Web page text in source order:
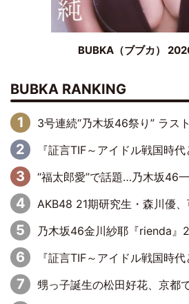
BUBKA（ブブカ）
BUBKA RANKING
3号連続“乃木坂46祭り” ラストを飾るのは賀喜遥香…5年ぶりの登場に
『証言TIF～アイドル戦国時代とはなんだったのか～』第6回：でんぱ組.inc・古川未鈴×相沢梨紗「『ハロプロやりたかったな』
“福太郎愛”で話題…乃木坂46一ノ瀬美空、地元福岡『め
AKB48 21期研究生・森川優、可
乃木坂46金川紗耶『rienda』
『証言TIF～アイドル戦国時代とはなんだったのか～』第11回：私立恵比寿中学・真山りか×安本彩花「TIFで10年ぶりの
甥っ子誕生の松田好花、京都で“ふたつの家族”をはしご！ “母”黒